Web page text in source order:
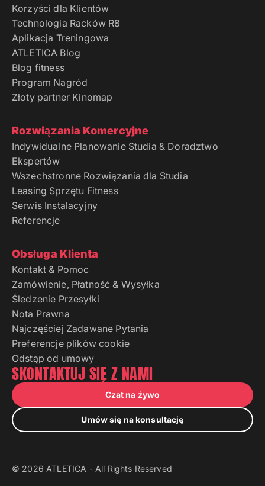
Korzyści dla Klientów
Technologia Racków R8
Aplikacja Treningowa
ATLETICA Blog
Blog fitness
Program Nagród
Złoty partner Kinomap
Rozwiązania Komercyjne
Indywidualne Planowanie Studia & Doradztwo
Ekspertów
Wszechstronne Rozwiązania dla Studia
Leasing Sprzętu Fitness
Serwis Instalacyjny
Referencje
Obsługa Klienta
Kontakt & Pomoc
Zamówienie, Płatność & Wysyłka
Śledzenie Przesyłki
Nota Prawna
Najczęściej Zadawane Pytania
Preferencje plików cookie
Odstąp od umowy
SKONTAKTUJ SIĘ Z NAMI
Czat na żywo
Umów się na konsultację
© 2026 ATLETICA - All Rights Reserved